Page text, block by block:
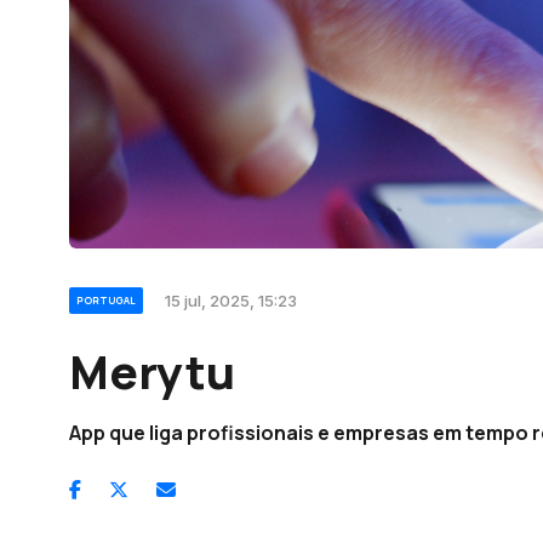
PORTUGAL 15 jul, 2025, 15:23
Merytu
App que liga profissionais e empresas em tempo